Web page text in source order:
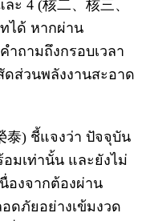
ะ 4 (核二、核三、
ได้ หากผ่าน
ำถามถึงกรอบเวลา
ดส่วนพลังงานสะอาด
) ชี้แจงว่า ปัจจุบัน
มเท่านั้น และยังไม่
องจากต้องผ่าน
ดภัยอย่างเข้มงวด